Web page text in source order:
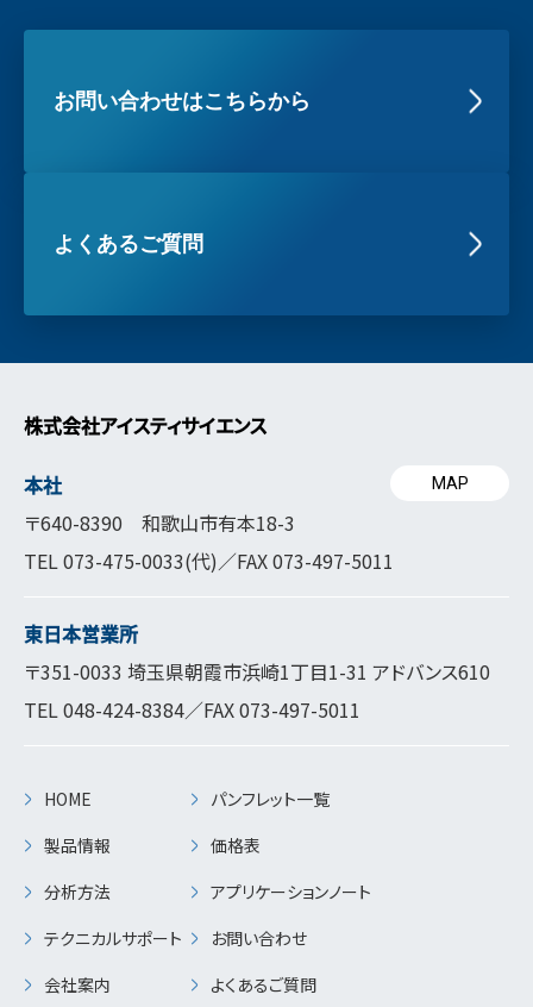
お問い合わせはこちらから
よくあるご質問
株式会社アイスティサイエンス
本社
〒640-8390 和歌山市有本18-3
TEL073-475-0033(代)／FAX 073-497-5011
MAP
東日本営業所
〒351-0033 埼玉県朝霞市浜崎1丁目1-31 アドバンス610
TEL048-424-8384／FAX 073-497-5011
HOME
製品情報
分析方法
テクニカルサポート
会社案内
パンフレット一覧
価格表
アプリケーションノート
お問い合わせ
よくあるご質問